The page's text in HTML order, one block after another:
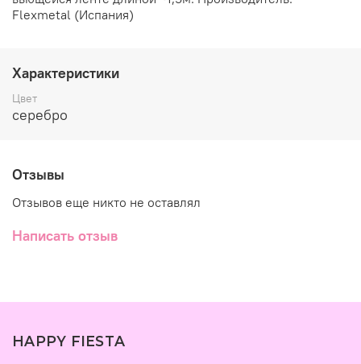
Flexmetal (Испания)
Характеристики
Цвет
серебро
Отзывы
Отзывов еще никто не оставлял
Написать отзыв
HAPPY FIESTA